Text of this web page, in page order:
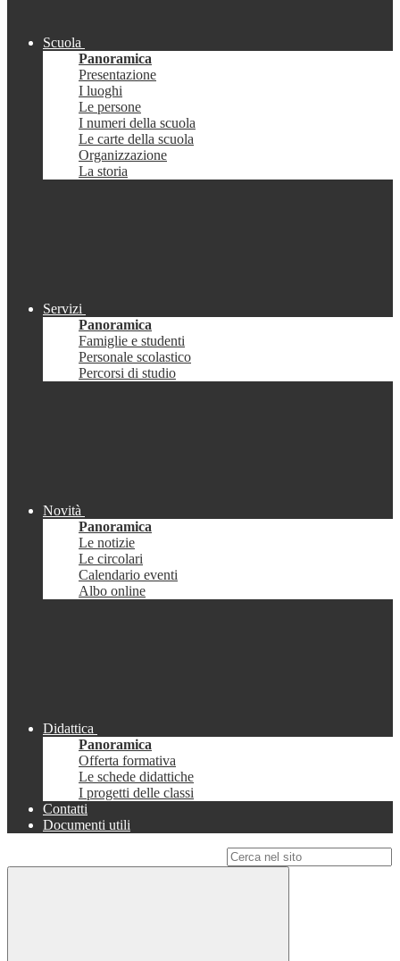
Scuola
Panoramica
Presentazione
I luoghi
Le persone
I numeri della scuola
Le carte della scuola
Organizzazione
La storia
Servizi
Panoramica
Famiglie e studenti
Personale scolastico
Percorsi di studio
Novità
Panoramica
Le notizie
Le circolari
Calendario eventi
Albo online
Didattica
Panoramica
Offerta formativa
Le schede didattiche
I progetti delle classi
Contatti
Documenti utili